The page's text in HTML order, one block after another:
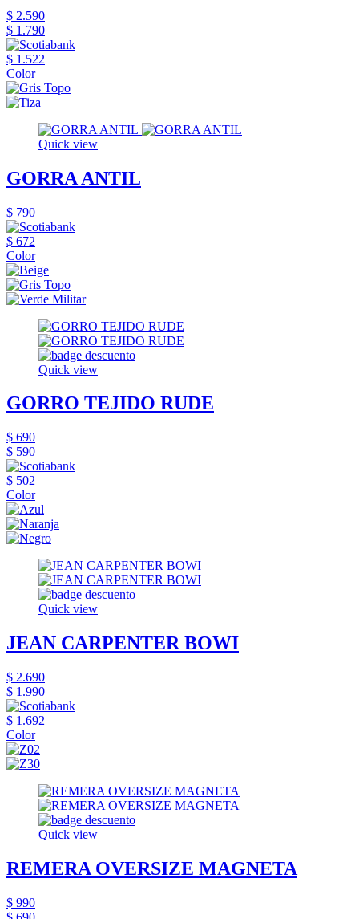
$ 2.590
$ 1.790
$ 1.522
Color
Quick view
GORRA ANTIL
$ 790
$ 672
Color
Quick view
GORRO TEJIDO RUDE
$ 690
$ 590
$ 502
Color
Quick view
JEAN CARPENTER BOWI
$ 2.690
$ 1.990
$ 1.692
Color
Quick view
REMERA OVERSIZE MAGNETA
$ 990